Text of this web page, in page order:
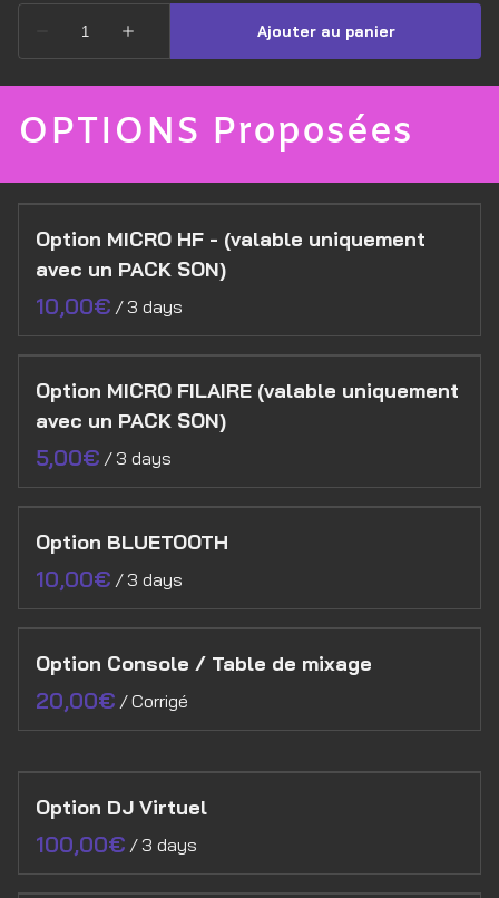
OPTIONS Proposées
Option MICRO HF - (valable uniquement
avec un PACK SON)
/
Option MICRO FILAIRE (valable uniquement
avec un PACK SON)
/
Option BLUETOOTH
/
Option Console / Table de mixage
/
Option DJ Virtuel
/